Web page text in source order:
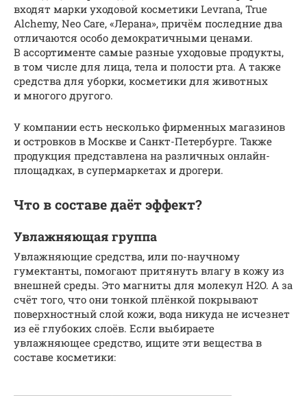
входят марки уходовой косметики Levrana, True
Alchemy, Neo Care, «Лерана», причём последние два
отличаются особо демократичными ценами.
В ассортименте самые разные уходовые продукты,
в том числе для лица, тела и полости рта. А также
средства для уборки, косметики для животных
и многого другого.
У компании есть несколько фирменных магазинов
и островков в Москве и Санкт-Петербурге. Также
продукция представлена на различных онлайн-
площадках, в супермаркетах и дрогери.
Что в составе даёт эффект?
Увлажняющая группа
Увлажняющие средства, или по-научному
гумектанты, помогают притянуть влагу в кожу из
внешней среды. Это магниты для молекул H2O. А за
счёт того, что они тонкой плёнкой покрывают
поверхностный слой кожи, вода никуда не исчезнет
из её глубоких слоёв. Если выбираете
увлажняющее средство, ищите эти вещества в
составе косметики: